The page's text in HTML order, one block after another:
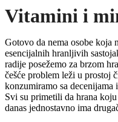
Vitamini i
Gotovo da nema osobe koja
esencijalnih hranljivih
radije posežemo za brzom
češće problem leži u prostoj
konzumiramo sa
Svi su primetili da hrana
danas jednostavno ima